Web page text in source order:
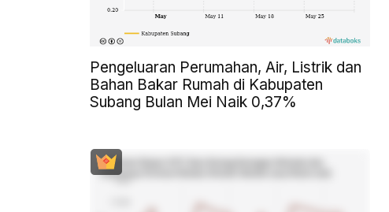
Pengeluaran Perumahan, Air, Listrik dan
Bahan Bakar Rumah di Kabupaten
Subang Bulan Mei Naik 0,37%